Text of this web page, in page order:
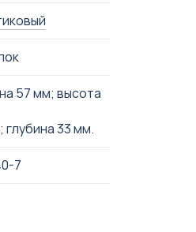
57 мм; высота
глубина 33 мм.
7